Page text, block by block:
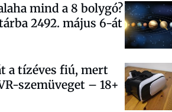
mind a 8 bolygó?
2492. május 6-át
a tízéves fiú, mert
szemüveget – 18+